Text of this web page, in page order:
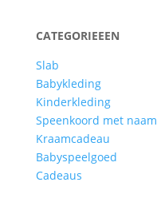
CATEGORIEEEN
Slab
Babykleding
Kinderkleding
Speenkoord met naam
Kraamcadeau
Babyspeelgoed
Cadeaus